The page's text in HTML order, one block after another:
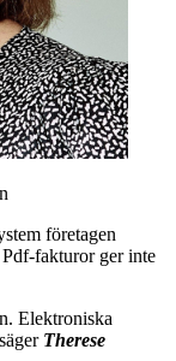
företagen
fakturor ger inte
Elektroniska
Therese